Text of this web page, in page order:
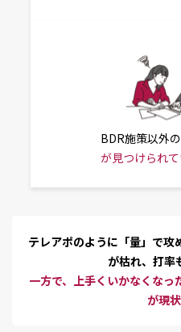
BDR施策以外
が見つけられ
テレアポのように「量」で攻
が枯れ、打率
一方で、上手くいかなくな
が現状